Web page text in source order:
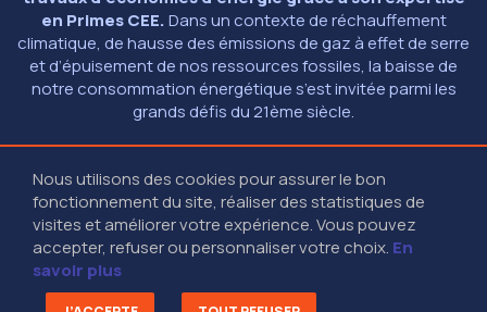
Nous utilisons des cookies pour assurer le bon
fonctionnement du site, réaliser des statistiques de
visites et améliorer votre expérience. Vous pouvez
accepter, refuser ou personnaliser votre choix. En
savoir plus
en Primes CEE.Dans un contexte de réchauffement
climatique, de hausse des émissions de gaz à effet de serre
et d’épuisement de nos ressources fossiles, la baisse de
notre consommation énergétique s’est invitée parmi les
grands défis du 21ème siècle.
© 2026 - PRIMESENERGIE.FR
MENTIONS LÉGALES
01 40 13 40 13(9H - 18H30 SANS INTERRUPTION)
27-29 RUE DES POISSONNIERS - 92200 NEUILLY SUR SEINE